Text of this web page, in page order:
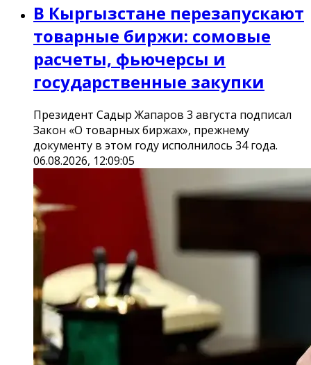
В Кыргызстане перезапускают
товарные биржи: сомовые
расчеты, фьючерсы и
государственные закупки
Президент Садыр Жапаров 3 августа подписал
Закон «О товарных биржах», прежнему
документу в этом году исполнилось 34 года.
06.08.2026, 12:09:05